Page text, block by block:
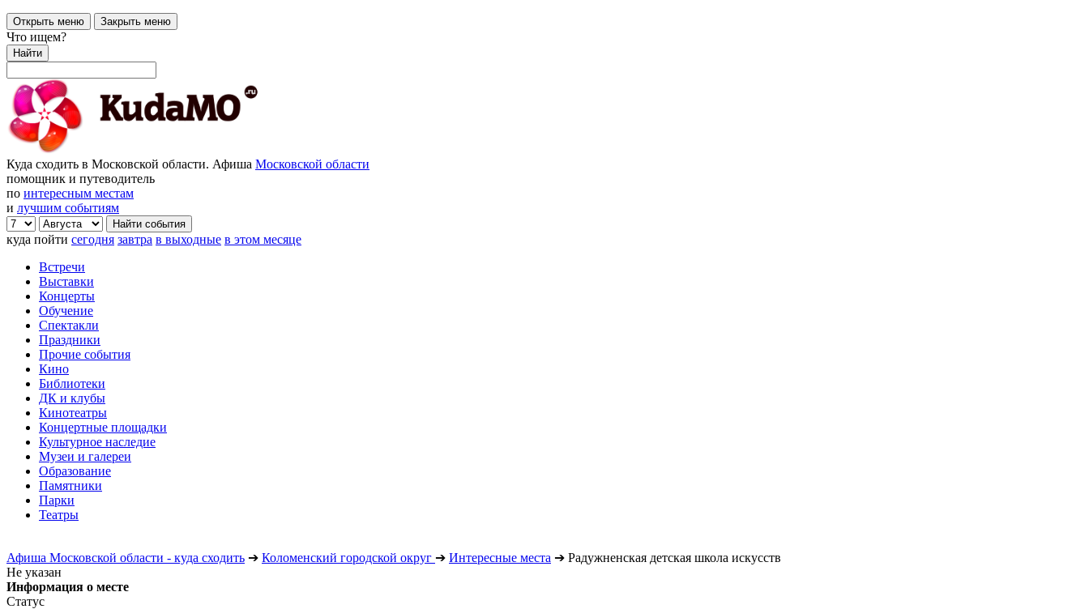
Открыть меню Закрыть меню
Что ищем?
Найти
Куда сходить в Московской области. Афиша Московской области
помощник и путеводитель
по интересным местам
и лучшим событиям
куда пойти сегодня завтра в выходные в этом месяце
Встречи
Выставки
Концерты
Обучение
Спектакли
Праздники
Прочие события
Кино
Библиотеки
ДК и клубы
Кинотеатры
Концертные площадки
Культурное наследие
Музеи и галереи
Образование
Памятники
Парки
Театры
Афиша Московской области - куда сходить ➔ Коломенский городской округ ➔ Интересные места ➔ Радужненская детская школа искусств
Не указан
Информация о месте
Статус